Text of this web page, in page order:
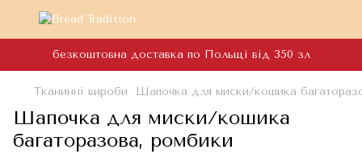
безкоштовна доставка по Польщі від 350 зл
Тканинні вироби Шапочка для миски/кошика
Шапочка для миски/кошика
багаторазова, ромбики